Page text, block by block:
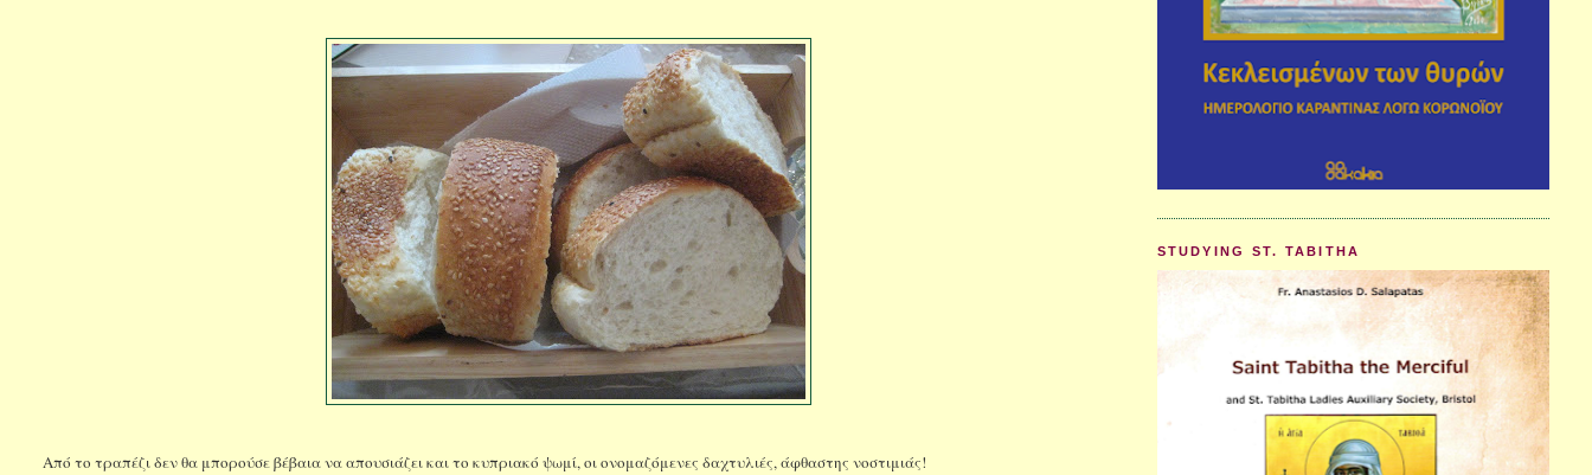
Από το τραπέζι δεν θα μπορούσε βέβαια να απουσιάζει και το κυπριακό ψωμί, οι ονομαζόμενες δαχτυλιές, άφθαστης νοστιμιάς!
STUDYING ST. TABITHA